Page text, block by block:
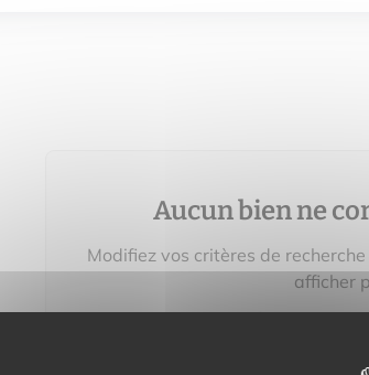
Aucun bien ne
Modifiez vos critères de
afficher
Vous pouvez aussi créer une